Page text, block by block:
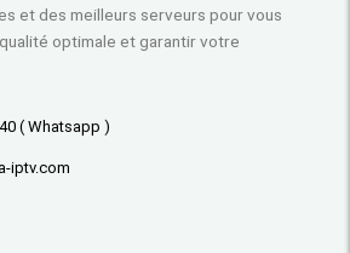
et des meilleurs serveurs pour vous
optimale et garantir votre
( Whatsapp )
iptv.com